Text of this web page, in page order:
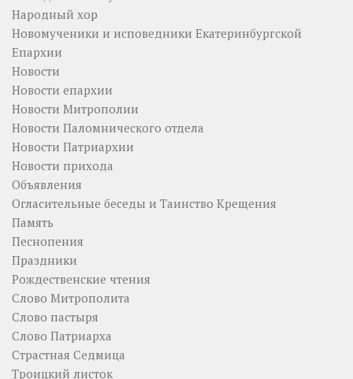
Народный хор
Новомученики и исповедники Екатеринбургской
Епархии
Новости
Новости епархии
Новости Митрополии
Новости Паломнического отдела
Новости Патриархии
Новости прихода
Объявления
Огласительные беседы и Таинство Крещения
Память
Песнопения
Праздники
Рождественские чтения
Слово Митрополита
Слово пастыря
Слово Патриарха
Страстная Седмица
Троицкий листок